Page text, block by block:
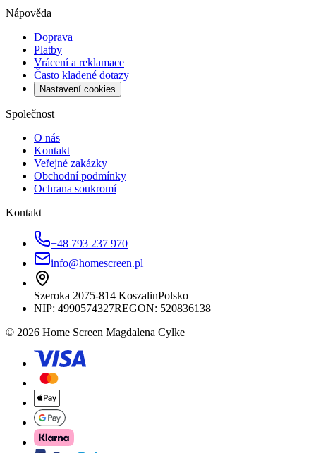
Nápověda
Doprava
Platby
Vrácení a reklamace
Často kladené dotazy
Nastavení cookies
Společnost
O nás
Kontakt
Veřejné zakázky
Obchodní podmínky
Ochrana soukromí
Kontakt
+48 793 237 970
info@homescreen.pl
Szeroka 2075-814 KoszalinPolsko
NIP: 4990574327REGON: 520836138
© 2026 Home Screen Magdalena Cylke